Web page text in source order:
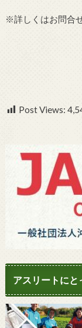
※詳しくはお問合
Post Views:
アスリートにと